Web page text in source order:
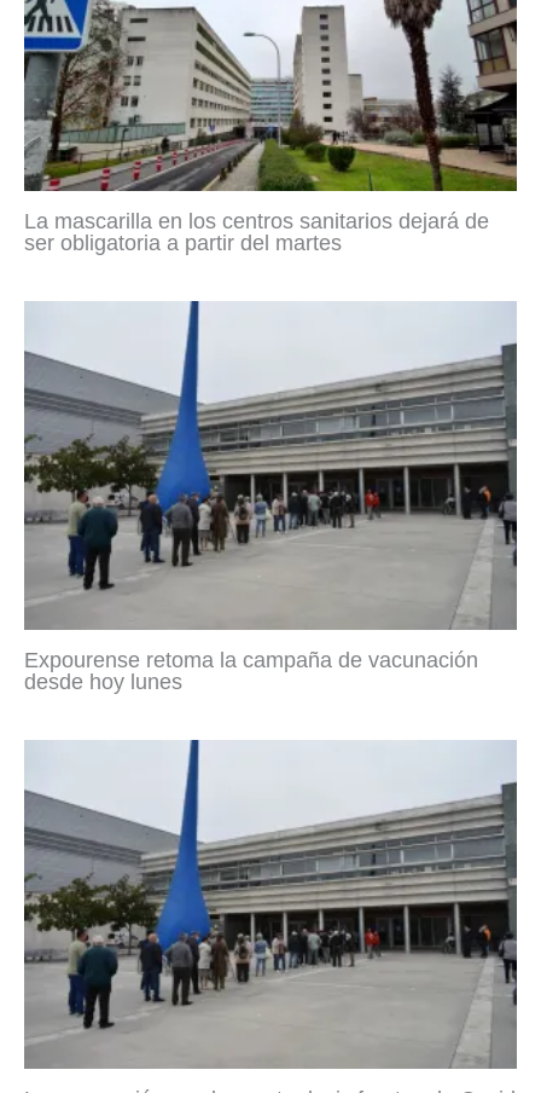
La mascarilla en los centros sanitarios dejará de
ser obligatoria a partir del martes
Expourense retoma la campaña de vacunación
desde hoy lunes